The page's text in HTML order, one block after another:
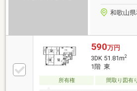
和歌山県
590万円
3DK 51.81m2
1階 東
所有権 間取り図有